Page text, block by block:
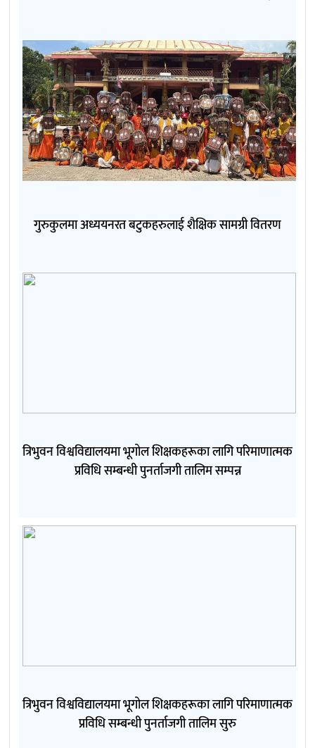
गुरुकुलमा अध्ययनरत बटुकहरुलाई शैक्षिक सामग्री वितरण
त्रिभुवन विश्वविद्यालयमा भूगोल शिक्षकहरूका लागि परिमाणात्मक
प्रविधि सम्बन्धी पुनर्ताजगी तालिम सम्पन्न
त्रिभुवन विश्वविद्यालयमा भूगोल शिक्षकहरूका लागि परिमाणात्मक
प्रविधि सम्बन्धी पुनर्ताजगी तालिम सुरु